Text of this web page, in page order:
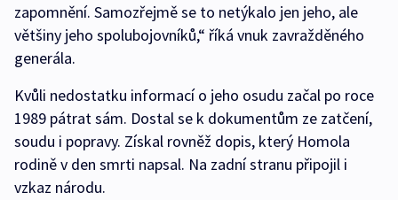
zapomnění. Samozřejmě se to netýkalo jen jeho, ale
většiny jeho spolubojovníků,“ říká vnuk zavražděného
generála.
Kvůli nedostatku informací o jeho osudu začal po roce
1989 pátrat sám. Dostal se k dokumentům ze zatčení,
soudu i popravy. Získal rovněž dopis, který Homola
rodině v den smrti napsal. Na zadní stranu připojil i
vzkaz národu.